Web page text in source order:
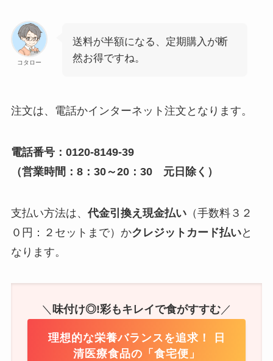
コタロー
送料が半額になる、定期購入が断
然お得ですね。
注文は、電話かインターネット注文となります。
電話番号：0120-8149-39
（営業時間：8：30～20：30 元日除く）
支払い方法は、 代金引換え現金払い（手数料３２
０円：２セットまで）かクレジットカード払いと
なります。
＼ 味付け◎!彩もキレイで食がすすむ／
理想的な栄養バランスを追求！ 日
清医療食品の「食宅便」